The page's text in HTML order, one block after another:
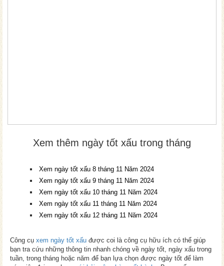
Xem thêm ngày tốt xấu trong tháng
Xem ngày tốt xấu 8 tháng 11 Năm 2024
Xem ngày tốt xấu 9 tháng 11 Năm 2024
Xem ngày tốt xấu 10 tháng 11 Năm 2024
Xem ngày tốt xấu 11 tháng 11 Năm 2024
Xem ngày tốt xấu 12 tháng 11 Năm 2024
Công cụ xem ngày tốt xấu được coi là công cụ hữu ích có thể giúp
bạn tra cứu những thông tin nhanh chóng về ngày tốt, ngày xấu trong
tuần, trong tháng hoặc năm để bạn lựa chọn được ngày tốt để làm